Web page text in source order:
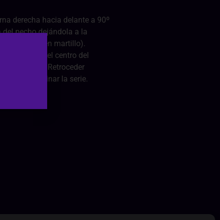
derecha hacia delante a 90º
pecho dejándola a la
neutra (en martillo).
y hacia el centro del
fuerza.. Retroceder
al terminar la serie.